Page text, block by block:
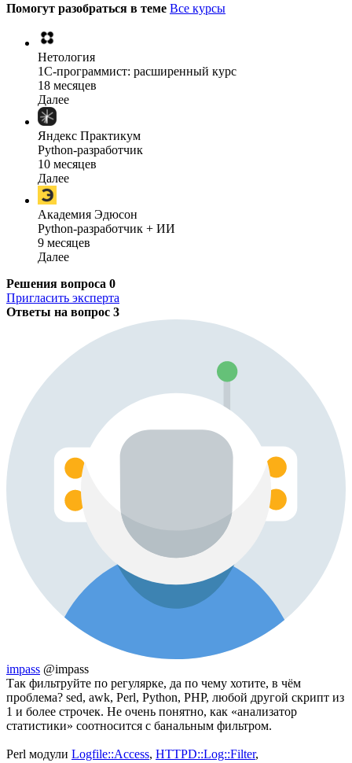
Помогут разобраться в теме Все курсы
Нетология
1C-программист: расширенный курс
18 месяцев
Далее
Яндекс Практикум
Python-разработчик
10 месяцев
Далее
Академия Эдюсон
Python-разработчик + ИИ
9 месяцев
Далее
Решения вопроса 0
Пригласить эксперта
Ответы на вопрос 3
impass @impass
Так фильтруйте по регулярке, да по чему хотите, в чём
проблема? sed, awk, Perl, Python, PHP, любой другой скрипт из
1 и более строчек. Не очень понятно, как «анализатор
статистики» соотносится с банальным фильтром.
Perl модули Logfile::Access, HTTPD::Log::Filter,